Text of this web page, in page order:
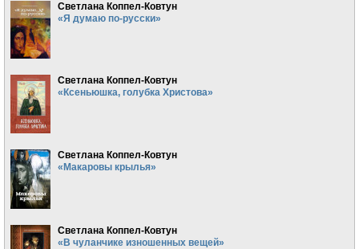
Светлана Коппел-Ковтун
«Я думаю по-русски»
Светлана Коппел-Ковтун
«Ксеньюшка, голубка Христова»
Светлана Коппел-Ковтун
«Макаровы крылья»
Светлана Коппел-Ковтун
«В чуланчике изношенных вещей»